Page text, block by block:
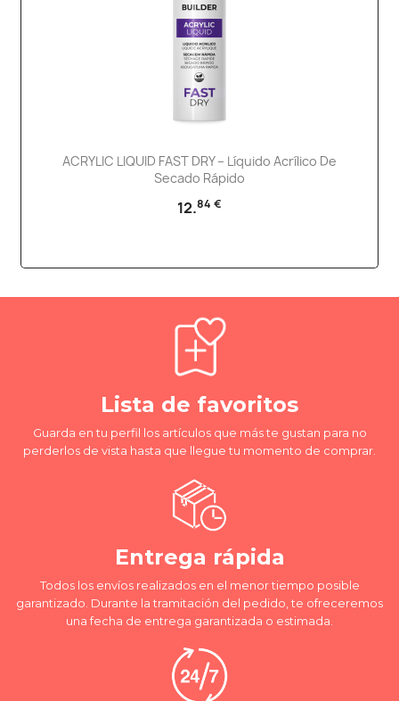
ACRYLIC LIQUID FAST DRY – Líquido Acrílico De
Secado Rápido
12.84 €
Lista de favoritos
Guarda en tu perfil los artículos que más te gustan para no
perderlos de vista hasta que llegue tu momento de comprar.
Entrega rápida
Todos los envíos realizados en el menor tiempo posible
garantizado. Durante la tramitación del pedido, te ofreceremos
una fecha de entrega garantizada o estimada.